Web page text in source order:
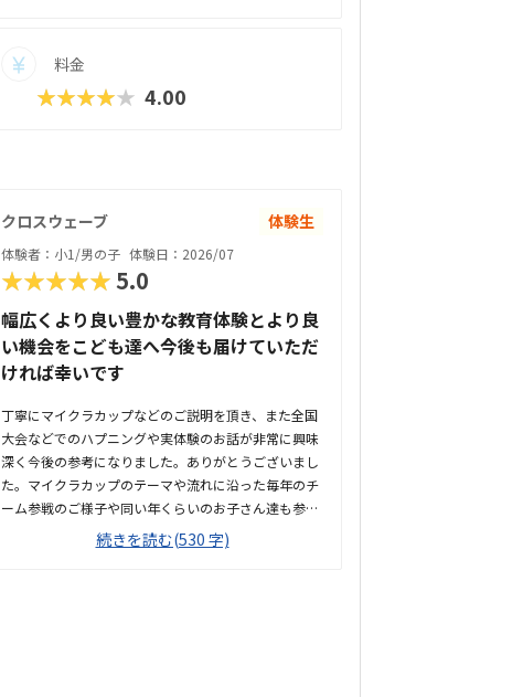
料金
★★★★★ 4.00
クロスウェーブ 体験生
体験者：小1/男の子 体験日：2026/07
★★★★★5.0
幅広くより良い豊かな教育体験とより良
い機会をこども達へ今後も届けていただ
ければ幸いです
丁寧にマイクラカップなどのご説明を頂き、また全国
大会などでのハプニングや実体験のお話が非常に興味
深く今後の参考になりました。ありがとうございまし
た。マイクラカップのテーマや流れに沿った毎年のチ
ーム参戦のご様子や同い年くらいのお子さん達も参戦
していて、こどもにも一緒に参戦できたらいいなと思
います車で20分以内圏内で探してましたので比較的通
続きを読む(530 字)